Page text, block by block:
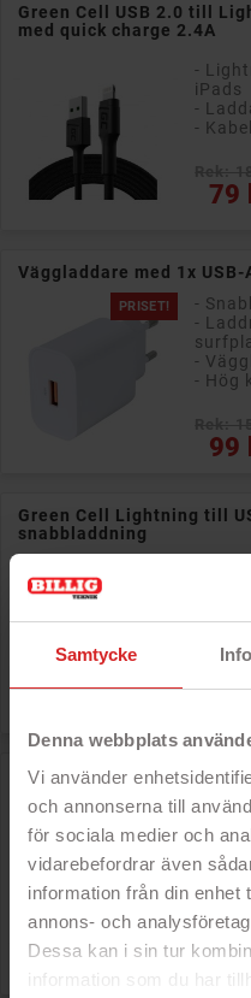
Samtycke
Denna webbplats
Vi använder
och annonserna till
för sociala medier och
vidarebefordrar även
information från din enhet
annons- och
Dessa kan i sin tur
information som du har
Green Cell USB 2.0 till
med quick charge 2.4A
-
iPads
-
-
79
Pris
Väggladdare med 1x
PRISET!
-
-
-
- Hög
99
Pris
Green Cell Lightning till
snabbladdning
-
- För
79
Pris
GreenCell MFi USB-C till
-
-
- MFI-
- 1
Rek:
Pris